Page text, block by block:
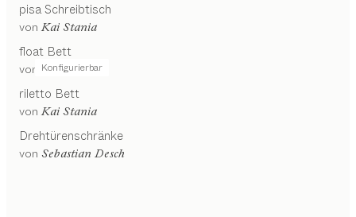
pisaSchreibtisch
von Kai Stania
Konfigurierbar
float Bett
von Kai Stania
riletto Bett
von Kai Stania
Drehtürenschränke
von Sebastian Desch